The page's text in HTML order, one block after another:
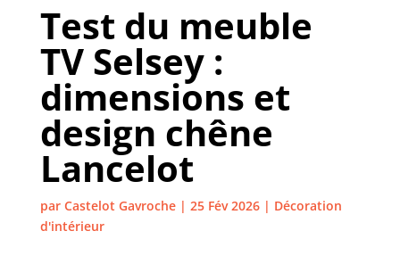
Test du meuble
TV Selsey :
dimensions et
design chêne
Lancelot
par Castelot Gavroche| 25 Fév 2026| Décoration
d'intérieur